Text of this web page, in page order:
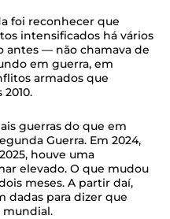
foi reconhecer que
intensificados há vários
antes — não chamava de
em guerra, em
armados que
guerras do que em
Guerra. Em 2024,
houve uma
elevado. O que mudou
meses. A partir daí,
dadas para dizer que
mundial.